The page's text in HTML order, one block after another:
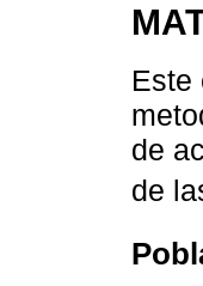
Este
de
de